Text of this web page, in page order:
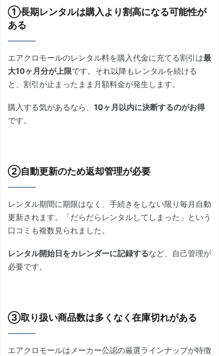
①長期レンタルは購入より割高になる可能性が
ある
エアクロモールのレンタル料を購入代金に充てる割引は最
大10ヶ月分が上限です。それ以降もレンタルを続ける
と、割引が止まったまま月額料金が発生します。
購入する気があるなら、 10ヶ月以内に決断するのがお得
です。
②自動更新のため返却管理が必要
レンタル期間に期限はなく、手続きをしない限り毎月自動
更新されます。「だらだらレンタルしてしまった」という
口コミも複数見られました。
レンタル開始日をカレンダーに記録するなど、自己管理が
必要です。
③取り扱い商品数は多くなく在庫切れがある
エアクロモールはメーカー公認の厳選ラインナップが特徴